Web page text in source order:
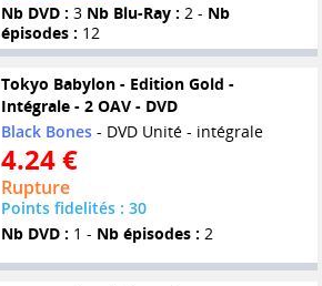
Nb DVD : 3 Nb Blu-Ray : 2 - Nb
épisodes : 12
Tokyo Babylon - Edition Gold -
Intégrale - 2 OAV - DVD
Black Bones- DVD Unité - intégrale
4.24 €
Rupture
Points fidelités : 30
Nb DVD : 1 - Nb épisodes : 2